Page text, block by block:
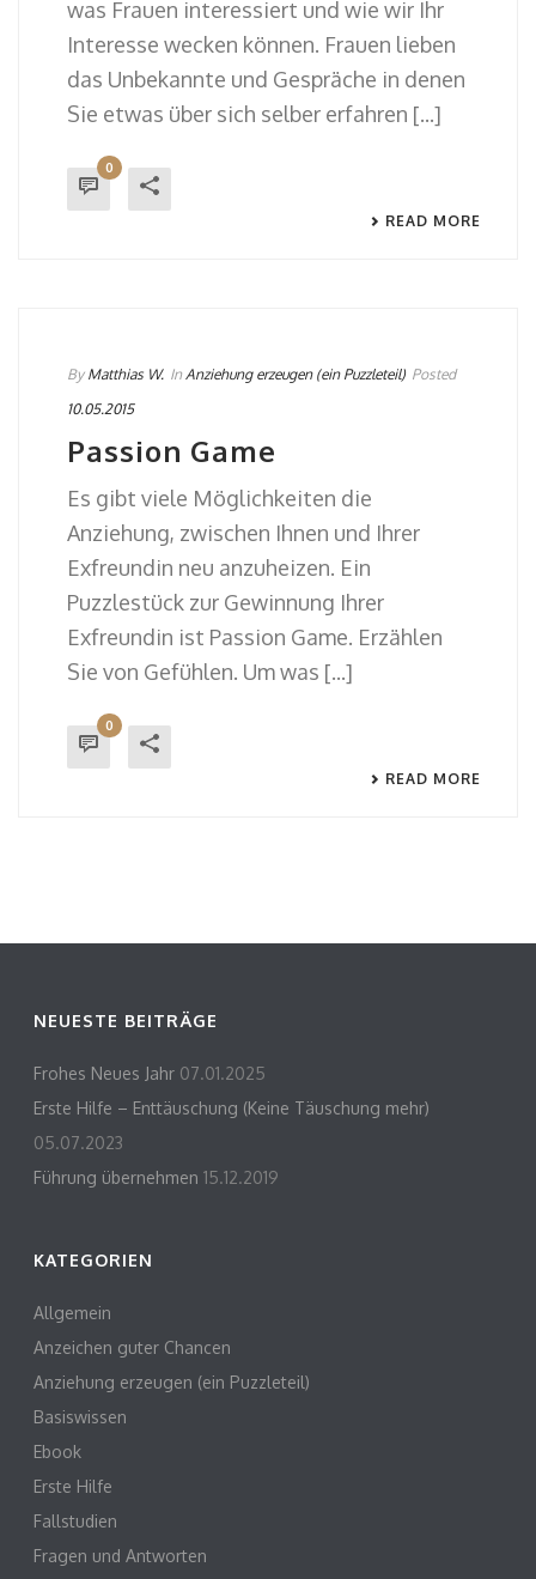
was Frauen interessiert und wie wir Ihr
Interesse wecken können. Frauen lieben
das Unbekannte und Gespräche in denen
Sie etwas über sich selber erfahren [...]
0
READ MORE
By Matthias W. In Anziehung erzeugen (ein Puzzleteil) Posted
10.05.2015
Passion Game
Es gibt viele Möglichkeiten die
Anziehung, zwischen Ihnen und Ihrer
Exfreundin neu anzuheizen. Ein
Puzzlestück zur Gewinnung Ihrer
Exfreundin ist Passion Game. Erzählen
Sie von Gefühlen. Um was [...]
0
READ MORE
NEUESTE BEITRÄGE
Frohes Neues Jahr 07.01.2025
Erste Hilfe – Enttäuschung (Keine Täuschung mehr)
05.07.2023
Führung übernehmen 15.12.2019
KATEGORIEN
Allgemein
Anzeichen guter Chancen
Anziehung erzeugen (ein Puzzleteil)
Basiswissen
Ebook
Erste Hilfe
Fallstudien
Fragen und Antworten